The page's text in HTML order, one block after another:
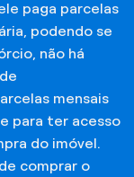
paga parcelas
podendo se
não há
mensais
para ter acesso
do imóvel.
comprar o